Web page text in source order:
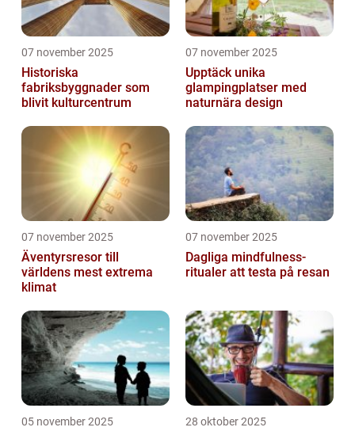
07 november 2025
Historiska
fabriksbyggnader som
blivit kulturcentrum
07 november 2025
Upptäck unika
glampingplatser med
naturnära design
07 november 2025
Äventyrsresor till
världens mest extrema
klimat
07 november 2025
Dagliga mindfulness-
ritualer att testa på resan
05 november 2025 28 oktober 2025